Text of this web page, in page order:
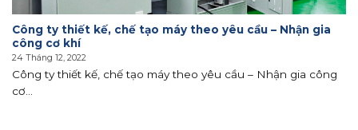
Công ty thiết kế, chế tạo máy theo yêu cầu – Nhận gia
công cơ khí
24 Tháng 12, 2022
Công ty thiết kế, chế tạo máy theo yêu cầu – Nhận gia công
cơ...